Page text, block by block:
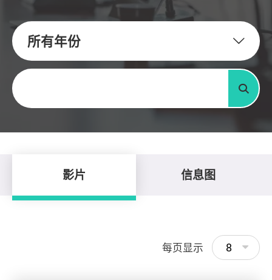
所有年份
关键字
搜寻
影片 信息图
每页显示 8